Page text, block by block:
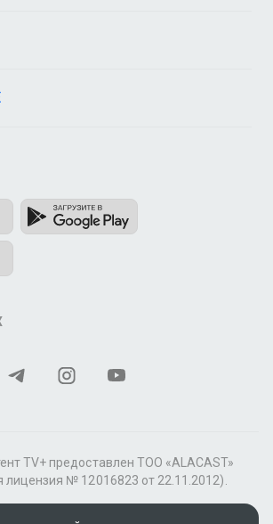
TV+ предоставлен ТОО «ALACAST»
лицензия № 12016823 от 22.11.2012).
по подписке» для «Пакета